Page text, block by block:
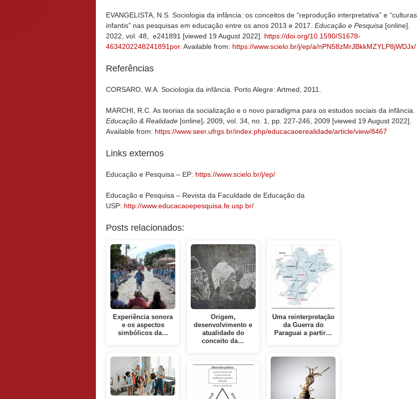
EVANGELISTA, N.S. Sociologia da infância: os conceitos de “reprodução interpretativa” e “culturas
infantis” nas pesquisas em educação entre os anos 2013 e 2017. Educação e Pesquisa [online].
2022, vol. 48, e241891 [viewed 19 August 2022]. https://doi.org/10.1590/S1678-
4634202248241891por. Available from: https://www.scielo.br/j/ep/a/nPN58zMrJBkkMZYLP8jWDJx/
Referências
CORSARO, W.A. Sociologia da infância. Porto Alegre: Artmed, 2011.
MARCHI, R.C. As teorias da socialização e o novo paradigma para os estudos sociais da infância.
Educação & Realidade [online]. 2009, vol. 34, no. 1, pp. 227-246, 2009 [viewed 19 August 2022].
Available from: https://www.seer.ufrgs.br/index.php/educacaoerealidade/article/view/8467
Links externos
Educação e Pesquisa – EP: https://www.scielo.br/j/ep/
Educação e Pesquisa – Revista da Faculdade de Educação da
USP: http://www.educacaoepesquisa.fe.usp.br/
Posts relacionados:
Experiência sonora
e os aspectos
simbólicos da…
Origem,
desenvolvimento e
atualidade do
conceito da…
Uma reinterpretação
da Guerra do
Paraguai a partir…